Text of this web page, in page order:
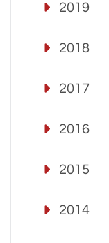
2019
2018
2017
2016
2015
2014